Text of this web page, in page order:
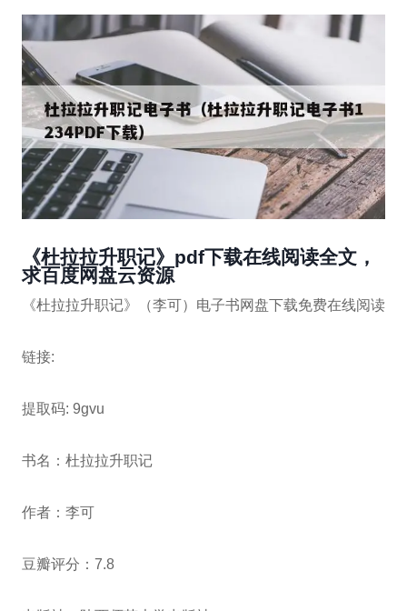
《杜拉拉升职记》pdf下载在线阅读全文，
求百度网盘云资源
《杜拉拉升职记》（李可）电子书网盘下载免费在线阅读
链接:
提取码: 9gvu
书名：杜拉拉升职记
作者：李可
豆瓣评分：7.8